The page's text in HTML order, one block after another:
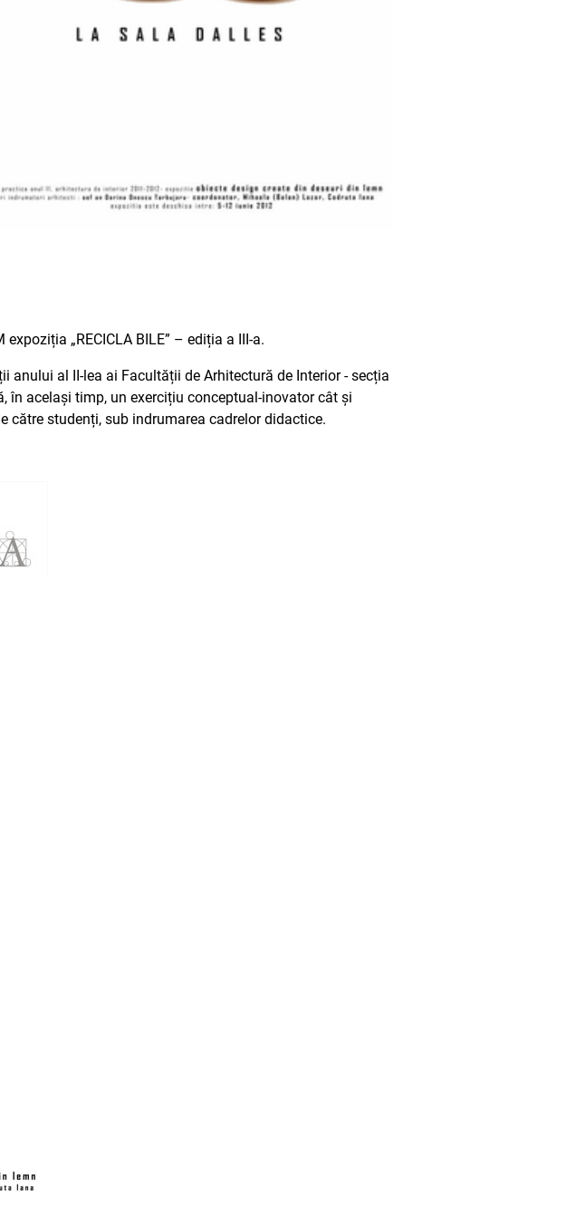
„RECICLA BILE” – ediția a III-a.
al II-lea ai Facultății de Arhitectură de Interior - secția
în același timp, un exercițiu conceptual-inovator cât și
către studenți, sub indrumarea cadrelor didactice.